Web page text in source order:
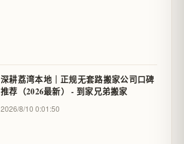
深耕荔湾本地｜正规无套路搬家公司口碑
推荐（2026最新） - 到家兄弟搬家
2026/8/10 0:01:50